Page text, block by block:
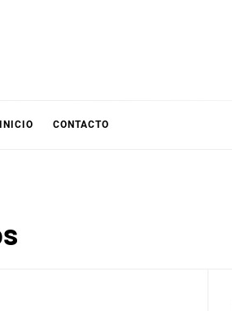
INICIO CONTACTO